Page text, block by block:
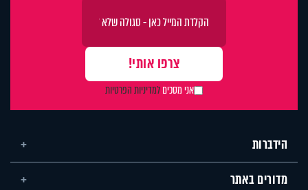
אני מסכיםלמדיניות הפרטיות
הידברות
מדורים באתר